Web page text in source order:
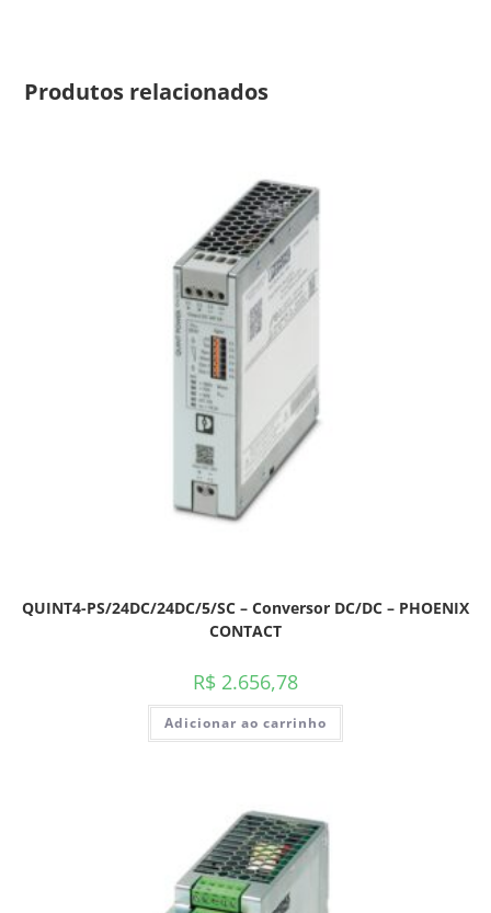
Produtos relacionados
QUINT4-PS/24DC/24DC/5/SC – Conversor DC/DC – PHOENIX
CONTACT
R$ 2.656,78
Adicionar ao carrinho